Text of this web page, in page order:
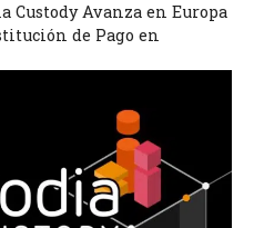
Custody Avanza en Europa
de Pago en